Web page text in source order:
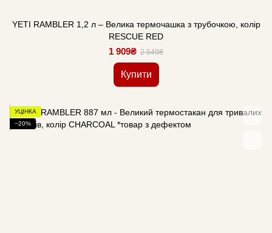
YETI RAMBLER 1,2 л – Велика термочашка з трубочкою, колір
RESCUE RED
1 909₴ 2 549₴
Купити
УЦІНКА
−20%